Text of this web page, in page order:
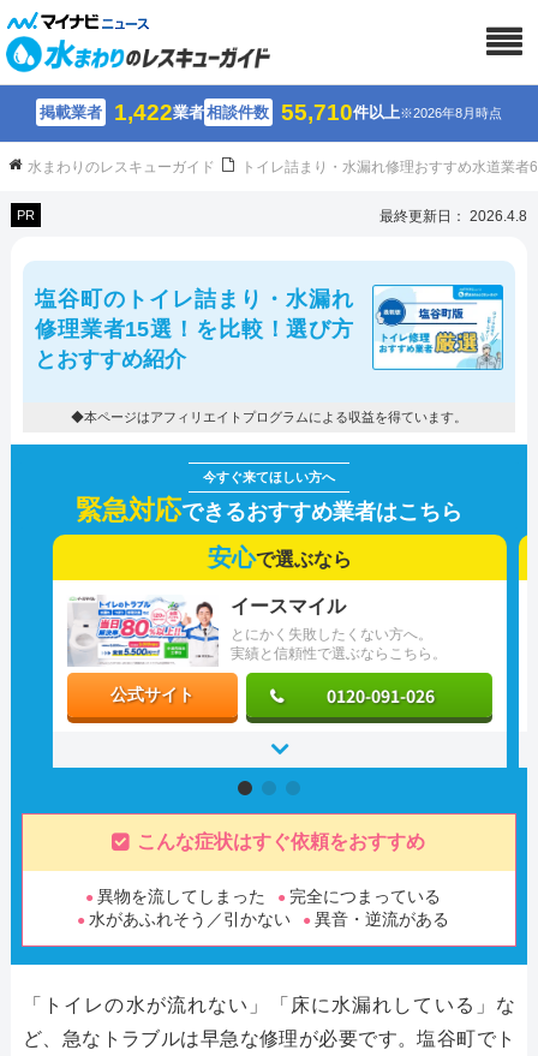
掲載業者 1,422業者相談件数 55,710件以上※2026年8月時点
水まわりのレスキューガイド トイレ詰まり・水漏れ修理おすすめ水道業
PR 最終更新日： 2026.4.8
塩谷町のトイレ詰まり・水漏れ
修理業者15選！を比較！選び方
とおすすめ紹介
◆本ページはアフィリエイトプログラムによる収益を得ています。
緊急対応できるおすすめ業者はこちら
安心で選ぶなら
とにかく失敗したくない方へ。
実績と信頼性で選ぶならこちら。
イースマイル
公式サイト 0120-091-026
こんな症状はすぐ依頼をおすすめ
異物を流してしまった
完全につまっている
水があふれそう／引かない
異音・逆流がある
「トイレの水が流れない」「床に水漏れしている」な
ど、急なトラブルは早急な修理が必要です。塩谷町でト